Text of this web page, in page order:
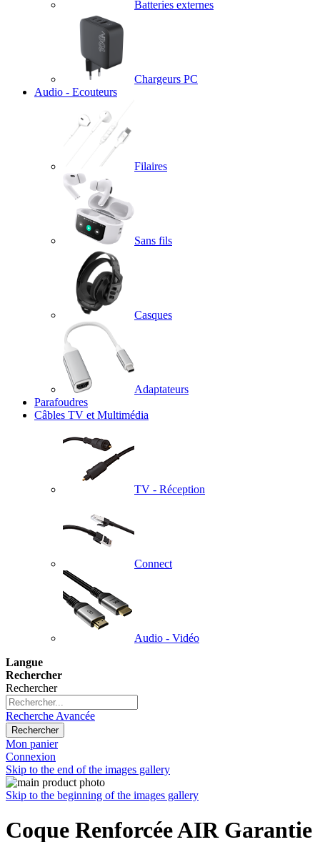
Batteries externes
Chargeurs PC
Audio - Ecouteurs
Filaires
Sans fils
Casques
Adaptateurs
Parafoudres
Câbles TV et Multimédia
TV - Réception
Connect
Audio - Vidéo
Langue
Rechercher
Rechercher
Recherche Avancée
Rechercher
Mon panier
Connexion
Skip to the end of the images gallery
Skip to the beginning of the images gallery
Coque Renforcée AIR Garantie